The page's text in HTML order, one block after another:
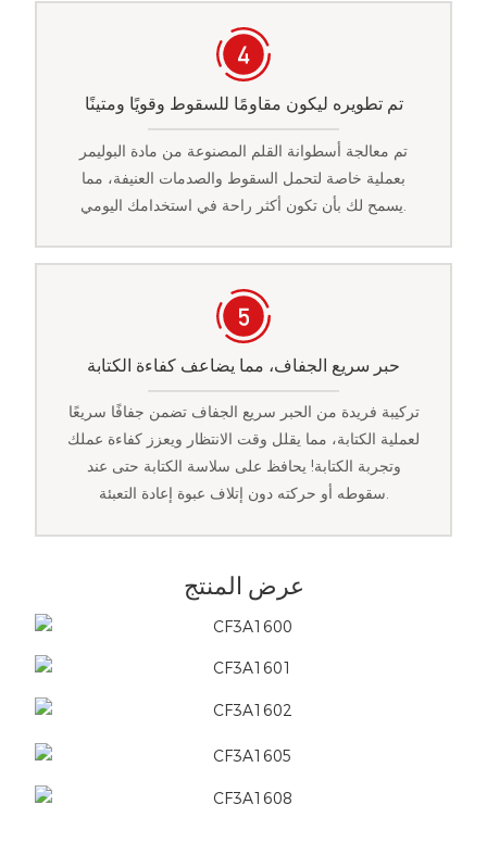
تم تطويره ليكون مقاومًا للسقوط وقويًا ومتينًا
تم معالجة أسطوانة القلم المصنوعة من مادة البوليمر
بعملية خاصة لتحمل السقوط والصدمات العنيفة، مما
حبر سريع الجفاف، مما يضاعف كفاءة الكتابة
تركيبة فريدة من الحبر سريع الجفاف تضمن جفافًا سريعًا
لعملية الكتابة، مما يقلل وقت الانتظار ويعزز كفاءة عملك
وتجربة الكتابة! يحافظ على سلاسة الكتابة حتى عند
سقوطه أو حركته دون إتلاف عبوة إعادة التعبئة.
عرض المنتج